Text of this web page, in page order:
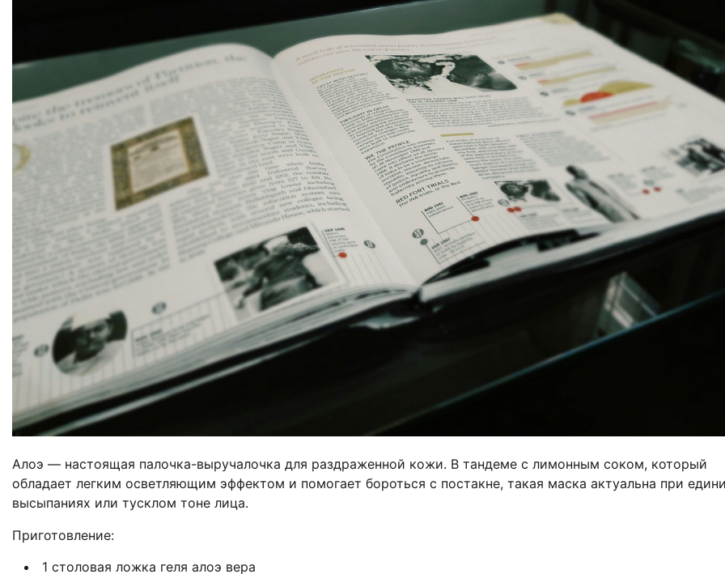
Алоэ — настоящая палочка-выручалочка для раздраженной кожи. В тандеме с лимонным соком, который
обладает легким осветляющим эффектом и помогает бороться с постакне, такая маска актуальна при
высыпаниях или тусклом тоне лица.
Приготовление:
1 столовая ложка геля алоэ вера